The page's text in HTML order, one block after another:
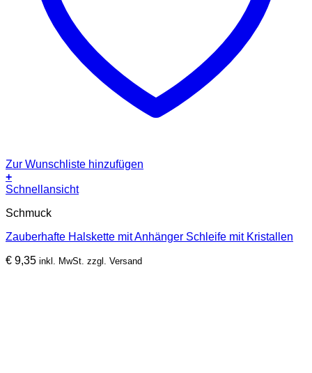
Zur Wunschliste hinzufügen
+
Schnellansicht
Schmuck
Zauberhafte Halskette mit Anhänger Schleife mit Kristallen
€ 9,35 inkl. MwSt. zzgl. Versand